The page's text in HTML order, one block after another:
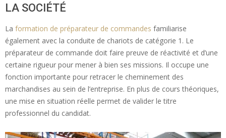
LA SOCIÉTÉ
La formation de préparateur de commandes familiarise
également avec la conduite de chariots de catégorie 1. Le
préparateur de commande doit faire preuve de réactivité et d’une
certaine rigueur pour mener à bien ses missions. Il occupe une
fonction importante pour retracer le cheminement des
marchandises au sein de l’entreprise. En plus de cours théoriques,
une mise en situation réelle permet de valider le titre
professionnel du candidat.